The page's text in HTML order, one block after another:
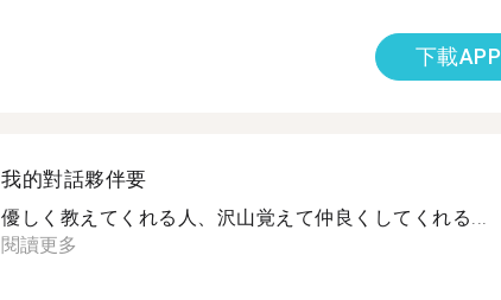
下載APP
我的對話夥伴要
優しく教えてくれる人、沢山覚えて仲良くしてくれる...
閱讀更多